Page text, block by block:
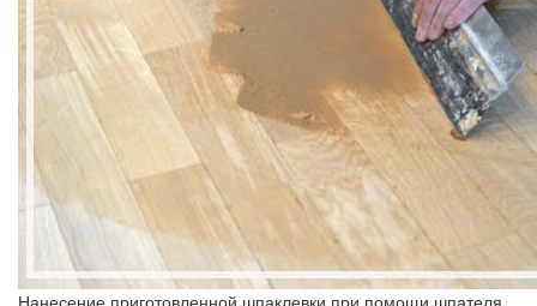
Нанесение приготовленной шпаклевки при помощи шпателя